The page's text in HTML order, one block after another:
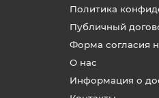
Политика
Публичный
Форма согласия
О нас
Информация о